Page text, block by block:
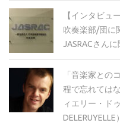
【インタビュ
吹奏楽部/団に
JASRACさん
「音楽家との
程で忘れては
ィエリー・ド
DELERUYELLE